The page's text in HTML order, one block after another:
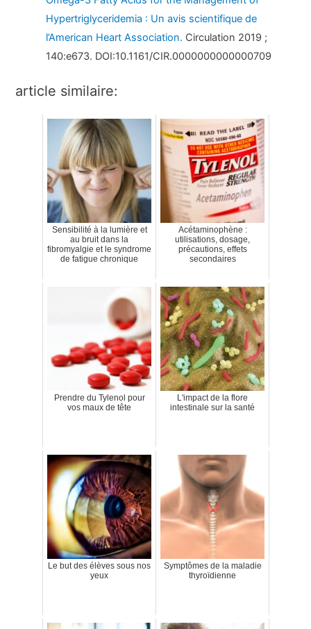
Hypertriglyceridemia : Un avis scientifique de
l’American Heart Association. Circulation 2019 ;
140:e673. DOI:10.1161/CIR.0000000000000709
article similaire:
Sensibilité à la lumière et
au bruit dans la
fibromyalgie et le syndrome
de fatigue chronique
Acétaminophène :
utilisations, dosage,
précautions, effets
secondaires
Prendre du Tylenol pour
vos maux de tête
L'impact de la flore
intestinale sur la santé
Le but des élèves sous nos
yeux
Symptômes de la maladie
thyroïdienne